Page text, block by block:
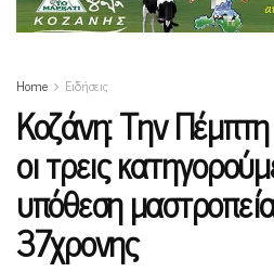
Home Ειδήσεις
Κοζάνη: Την
οι τρεις
υπόθεση
37χρονης